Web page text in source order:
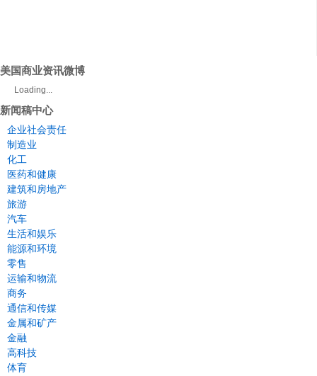
美国商业资讯微博
Loading...
新闻稿中心
企业社会责任
制造业
化工
医药和健康
建筑和房地产
旅游
汽车
生活和娱乐
能源和环境
零售
运输和物流
商务
通信和传媒
金属和矿产
金融
高科技
体育